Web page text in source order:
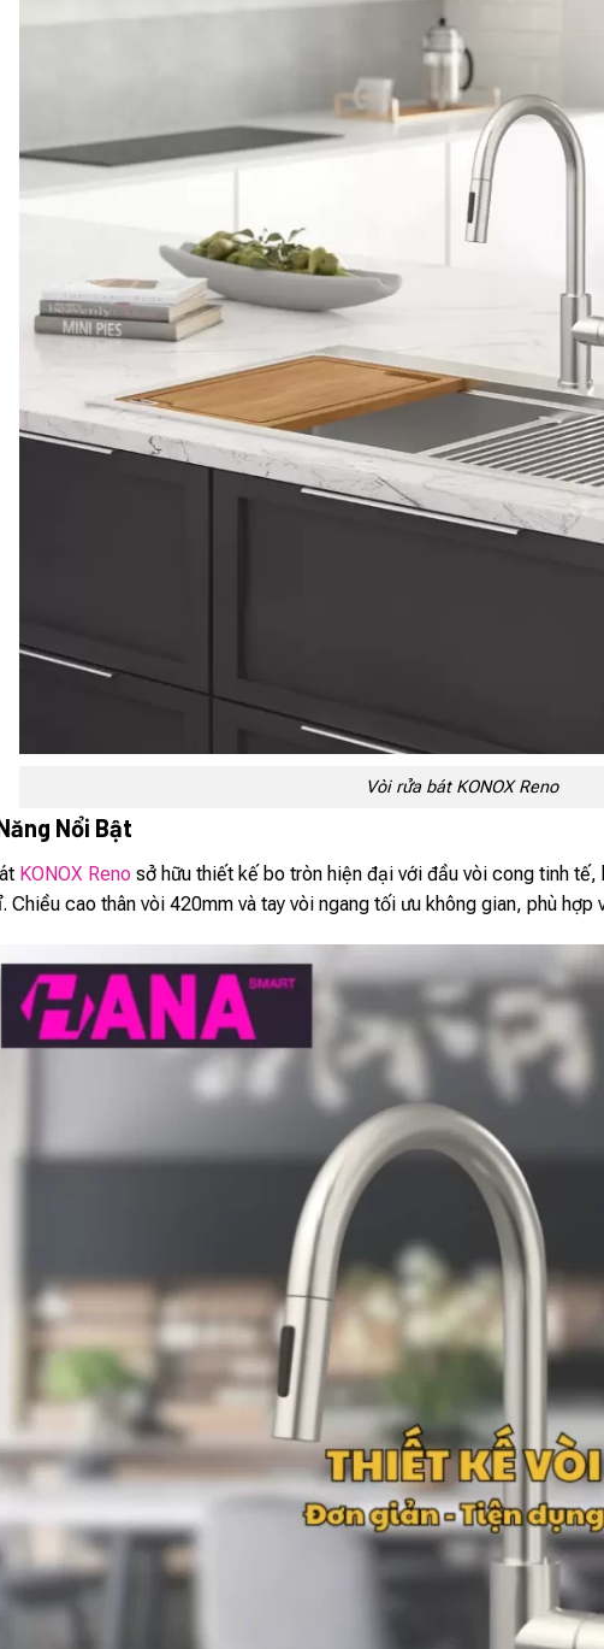
Vòi rửa bát KONOX Reno
Nổi Bật
KONOX Reno sở hữu thiết kế bo tròn hiện đại với đầu vòi cong tinh
Chiều cao thân vòi 420mm và tay vòi ngang tối ưu không gian, phù